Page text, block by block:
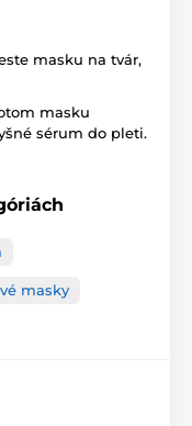
masku na tvár,
masku
sérum do pleti.
masky